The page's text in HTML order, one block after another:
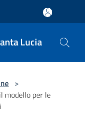
Lucia
>
modello per le